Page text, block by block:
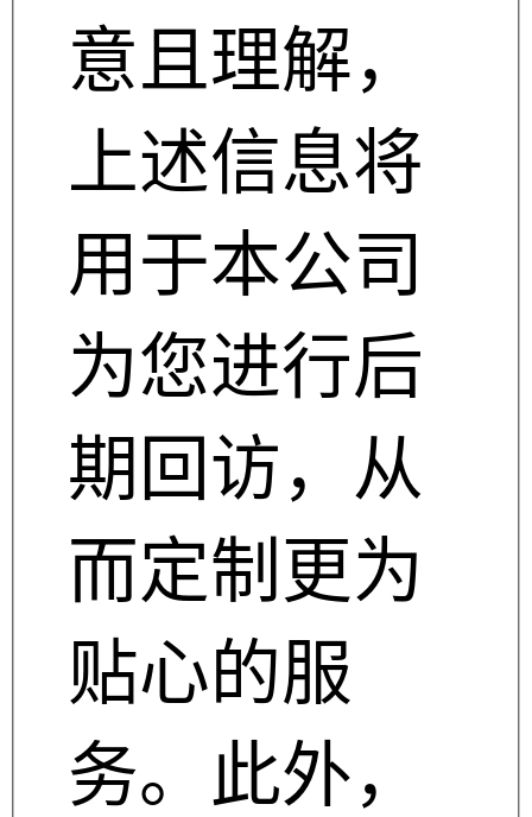
意且理解，
上述信息将
用于本公司
为您进行后
期回访，从
而定制更为
贴心的服
务。此外，